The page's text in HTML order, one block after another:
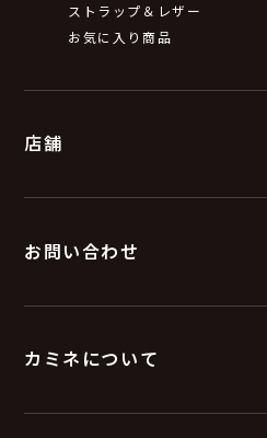
ストラップ＆レザー
お気に入り商品
店舗
お問い合わせ
カミネについて